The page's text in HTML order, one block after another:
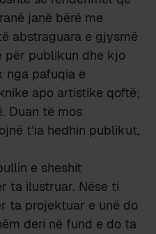
janë bërë me
abstraguara e gjysmë
për publikun dhe kjo
nga pafuqia e
apo artistike qoftë;
Duan të mos
t’ia hedhin publikut,
e sheshit
ta ilustruar. Nëse ti
ta projektuar e unë do
deri në fund e do ta